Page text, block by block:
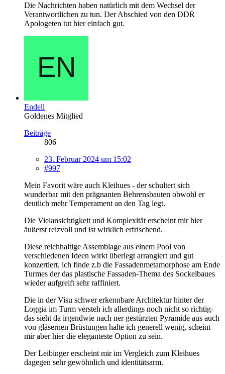
Die Nachrichten haben natürlich mit dem Wechsel der
Verantwortlichen zu tun. Der Abschied von den DDR
Apologeten tut hier einfach gut.
Endell
Goldenes Mitglied
Beiträge
806
23. Februar 2024 um 15:02
#997
Mein Favorit wäre auch Kleihues - der schultert sich
wunderbar mit den prägnanten Behrensbauten obwohl er
deutlich mehr Temperament an den Tag legt.
Die Vielansichtigkeit und Komplexität erscheint mir hier
äußerst reizvoll und ist wirklich erfrischend.
Diese reichhaltige Assemblage aus einem Pool von
verschiedenen Ideen wirkt überlegt arrangiert und gut
konzertiert, ich finde z.b die Fassadenmetamorphose am Ende
Turmes der das plastische Fassaden-Thema des Sockelbaues
wieder aufgreift sehr raffiniert.
Die in der Visu schwer erkennbare Architektur hinter der
Loggia im Turm versteh ich allerdings noch nicht so richtig-
das sieht da irgendwie nach ner gestürzten Pyramide aus auch
von gläsernen Brüstungen halte ich generell wenig, scheint
mir aber hier die eleganteste Option zu sein.
Der Leibinger erscheint mir im Vergleich zum Kleihues
dagegen sehr gewöhnlich und identitätsarm.